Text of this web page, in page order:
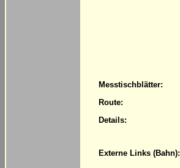
Messtischblätter:
Route:
Details:
Externe Links (Bahn):